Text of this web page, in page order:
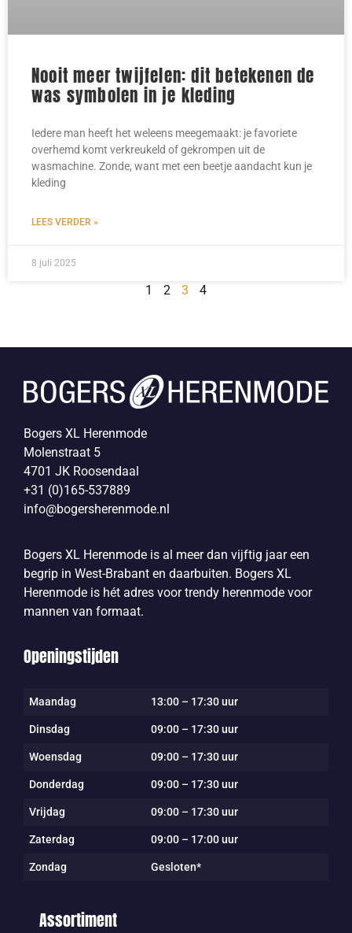
Nooit meer twijfelen: dit betekenen de
was symbolen in je kleding
Iedere man heeft het weleens meegemaakt: je favoriete
overhemd komt verkreukeld of gekrompen uit de
wasmachine. Zonde, want met een beetje aandacht kun je
kleding
LEES VERDER »
8 juli 2025
1 2 3 4
Bogers XL Herenmode
Molenstraat 5
4701 JK Roosendaal
+31 (0)165-537889
info@bogersherenmode.nl
Bogers XL Herenmode is al meer dan vijftig jaar een
begrip in West-Brabant en daarbuiten. Bogers XL
Herenmode is hét adres voor trendy herenmode voor
mannen van formaat.
Openingstijden
Maandag 13:00 – 17:30 uur
Dinsdag 09:00 – 17:30 uur
Woensdag 09:00 – 17:30 uur
Donderdag 09:00 – 17:30 uur
Vrijdag 09:00 – 17:30 uur
Zaterdag 09:00 – 17:00 uur
Zondag Gesloten*
Assortiment